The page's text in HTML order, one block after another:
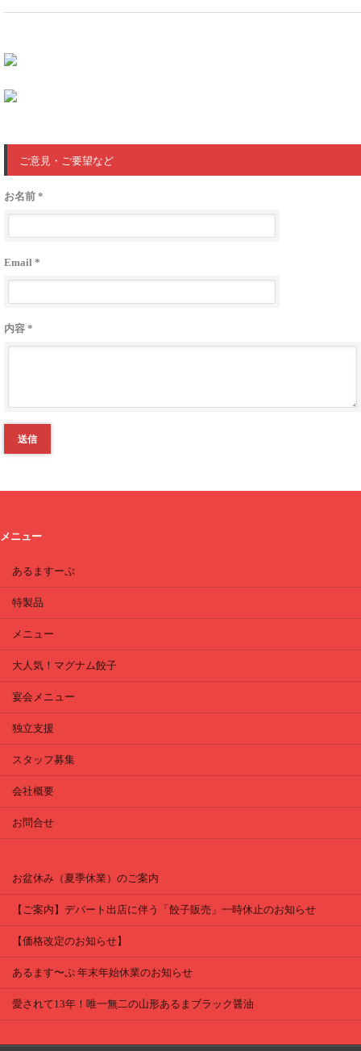
ご意見・ご要望など
お名前 *
Email *
内容 *
送信
メニュー
あるますーぷ
特製品
メニュー
大人気！マグナム餃子
宴会メニュー
独立支援
スタッフ募集
会社概要
お問合せ
お盆休み（夏季休業）のご案内
【ご案内】デパート出店に伴う「餃子販売」一時休止のお知らせ
【価格改定のお知らせ】
あるます〜ぷ 年末年始休業のお知らせ
愛されて13年！唯一無二の山形あるまブラック醤油